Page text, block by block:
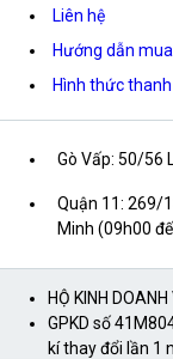
Liên hệ
Hướng dẫn
Hình thức
Gò Vấp: 50/56
Quận 11: 269/
Minh (09h00
HỘ KINH
GPKD số
kí thay đổi lần 1